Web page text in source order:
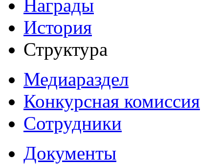
Награды
История
Структура
Медиараздел
Конкурсная комиссия
Сотрудники
Документы